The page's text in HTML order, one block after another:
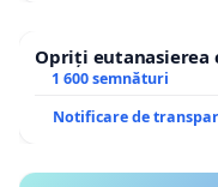
Opriți eutanasierea
1 600 semnături
Notificare de